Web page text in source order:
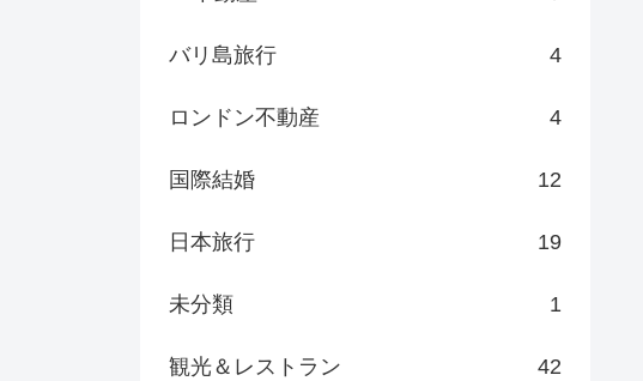
バリ島旅行 4
ロンドン不動産 4
国際結婚 12
日本旅行 19
未分類 1
観光＆レストラン 42